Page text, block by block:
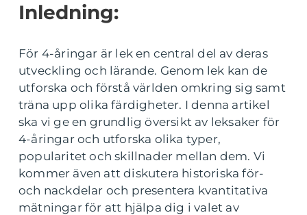
Inledning:
För 4-åringar är lek en central del av deras
utveckling och lärande. Genom lek kan de
utforska och förstå världen omkring sig samt
träna upp olika färdigheter. I denna artikel
ska vi ge en grundlig översikt av leksaker för
4-åringar och utforska olika typer,
popularitet och skillnader mellan dem. Vi
kommer även att diskutera historiska för-
och nackdelar och presentera kvantitativa
mätningar för att hjälpa dig i valet av